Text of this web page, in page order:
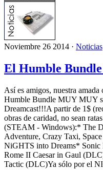
Noviembre 26 2014 · Noticias
El Humble
Así es amigos, nuestra
Humble Bundle MUY MUY
Dreamcast!!!A partir de 1$
obras de caridad, no sean
(STEAM - Windows):* The
Adventure, Crazy Taxi,
NiGHTS into Dreams* Sonic
Rome II Caesar in Gaul
Tactic (DLC)Ya sólo por el